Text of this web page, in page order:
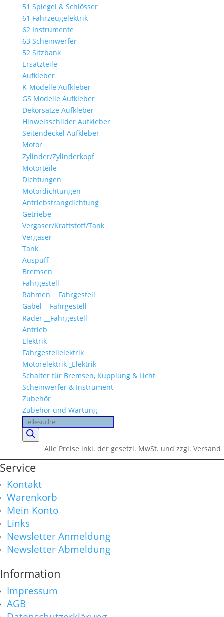
51 Spiegel & Schlösser
61 Fahrzeugelektrik
62 Instrumente
63 Scheinwerfer
52 Sitzbank
Ersatzteile
Aufkleber
K-Modelle Aufkleber
GS Modelle Aufkleber
Dekorsätze Aufkleber
Hinweisschilder Aufkleber
Seitendeckel Aufkleber
Motor
Zylinder/Zylinderkopf
Motorteile
Dichtungen
Motordichtungen
Antriebstrangdichtung
Getriebe
Vergaser/Kraftstoff/Tank
Vergaser
Tank
Auspuff
Bremsen
Fahrgestell
Rahmen __Fahrgestell
Gabel __Fahrgestell
Räder __Fahrgestell
Antrieb
Elektrik
Fahrgestellelektrik
Motorelektrik _Elektrik
Schalter für Bremsen, Kupplung & Licht
Scheinwerfer & Instrument
Zubehör
Zubehör und Wartung
Products
search
Alle Preise inkl. der gesetzl. MwSt. und zzgl. Versand_
Service
Kontakt
Warenkorb
Mein Konto
Links
Newsletter Anmeldung
Newsletter Abmeldung
Information
Impressum
AGB